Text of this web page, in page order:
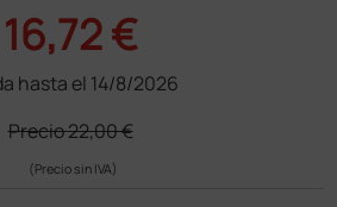
16,72 €
hasta el 14/8/2026
Precio22,00 €
(Precio sin IVA)